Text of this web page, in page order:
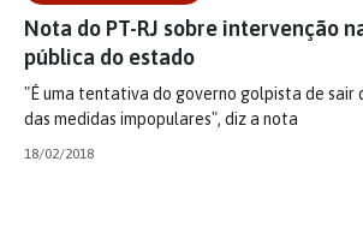
Nota do PT-RJ sobre intervenção
pública do estado
"É uma tentativa do governo golpista de sair
das medidas impopulares", diz a nota
18/02/2018